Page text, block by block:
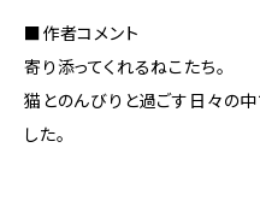
■作者コメント
寄り添ってくれるねこたち。
猫とのんびりと過ごす日々の
した。